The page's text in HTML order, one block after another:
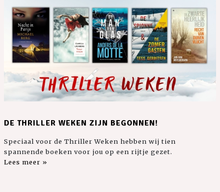
DE THRILLER WEKEN ZIJN BEGONNEN!
Speciaal voor de Thriller Weken hebben wij tien
spannende boeken voor jou op een rijtje gezet.
Lees meer »